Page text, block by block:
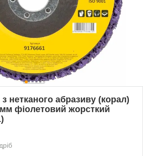
нетканого абразиву (корал)
фіолетовий жорсткий